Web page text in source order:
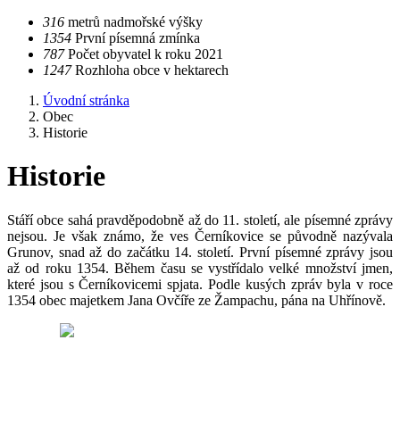
​​316 metrů nadmořské výšky
​​1354 První písemná zmínka
​​787 Počet obyvatel k roku 2021
​​1247 Rozhloha obce v hektarech
Úvodní stránka
Obec
Historie
Historie
Stáří obce sahá pravděpodobně až do 11. století, ale písemné zprávy
nejsou. Je však známo, že ves Černíkovice se původně nazývala
Grunov, snad až do začátku 14. století. První písemné zprávy jsou
až od roku 1354. Během času se vystřídalo velké množství jmen,
které jsou s Černíkovicemi spjata. Podle kusých zpráv byla v roce
1354 obec majetkem Jana Ovčíře ze Žampachu, pána na Uhřínově.